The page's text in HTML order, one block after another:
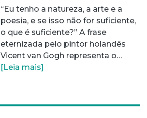
“Eu tenho a natureza, a arte e a
poesia, e se isso não for suficiente,
o que é suficiente?” A frase
eternizada pelo pintor holandês
Vicent van Gogh representa o…
[Leia mais]